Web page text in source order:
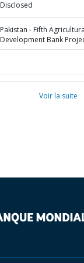
Disclosed
Pakistan - Fifth
Development Bank
Voir la suite